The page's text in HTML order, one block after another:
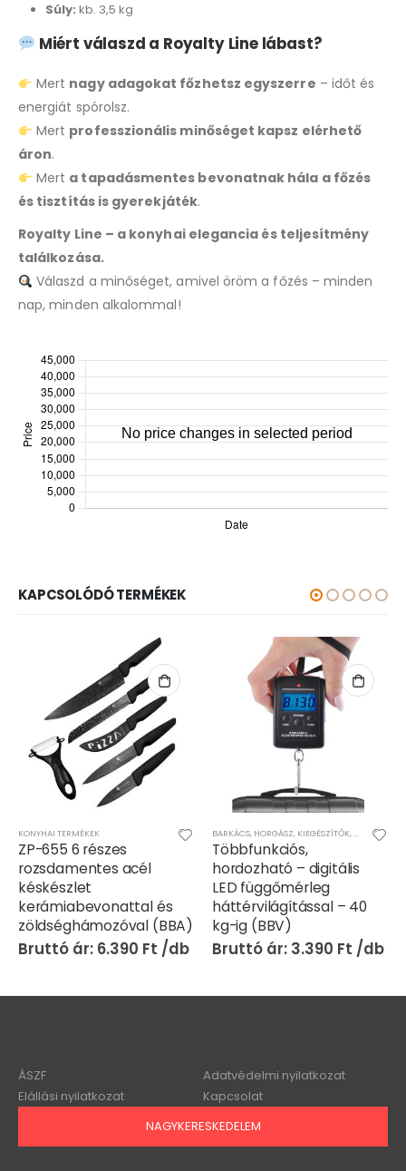
Súly: kb. 3,5 kg
Miért válaszd a Royalty Line lábast?
Mert nagy adagokat főzhetsz egyszerre – időt és
energiát spórolsz.
Mert professzionális minőséget kapsz elérhető
áron.
Mert a tapadásmentes bevonatnak hála a főzés
és tisztítás is gyerekjáték.
Royalty Line – a konyhai elegancia és teljesítmény
találkozása.
Válaszd a minőséget, amivel öröm a főzés – minden
nap, minden alkalommal!
KAPCSOLÓDÓ TERMÉKEK
KONYHAI TERMÉKEK
ZP-655 6 részes
rozsdamentes acél
késkészlet
kerámiabevonattal és
zöldséghámozóval (BBA)
6.390 Ft
BARKÁCS, HORGÁSZ, KIEGÉSZÍTŐK,KONYHAI
Többfunkciós,
hordozható – digitális
LED függőmérleg
háttérvilágítással – 40
kg-ig (BBV)
3.390 Ft
ÁSZF
Adatvédelmi nyilatkozat
Elállási nyilatkozat
Kapcsolat
NAGYKERESKEDELEM